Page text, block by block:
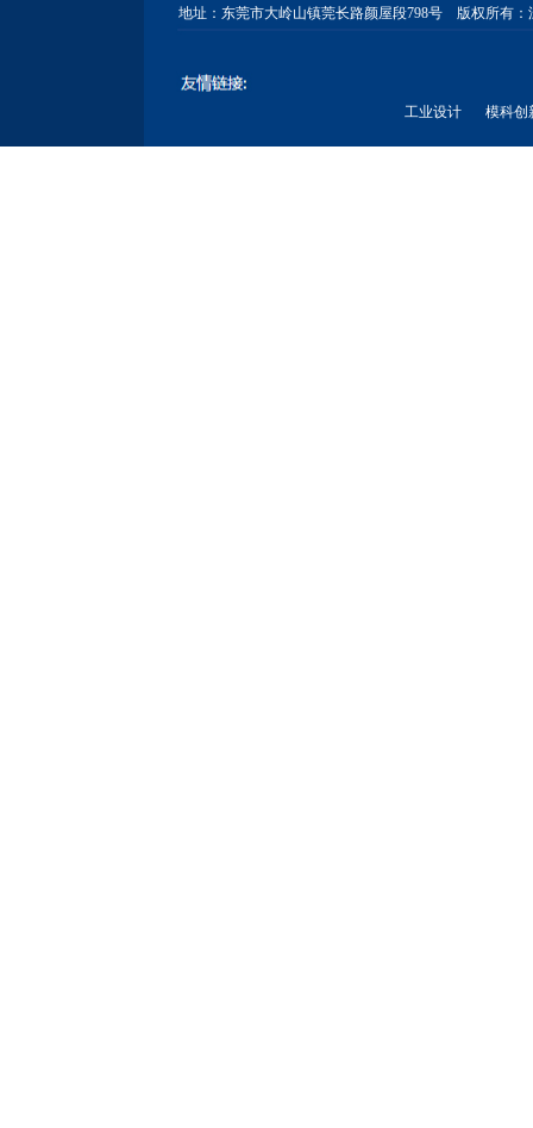
地址： 东莞市大岭山镇莞长路颜屋段798号 版权所有：
工业设计 模科创